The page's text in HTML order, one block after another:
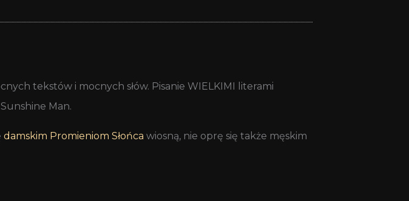
tekstów i mocnych słów. Pisanie WIELKIMI literami
Man.
damskim Promieniom Słońca wiosną, nie oprę się także męskim